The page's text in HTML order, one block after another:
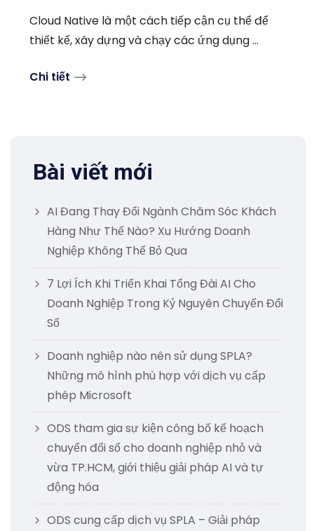
Cloud Native là một cách tiếp cận cụ thể để
thiết kế, xây dựng và chạy các ứng dụng ...
Chi tiết
Bài viết mới
AI Đang Thay Đổi Ngành Chăm Sóc Khách
Hàng Như Thế Nào? Xu Hướng Doanh
Nghiệp Không Thể Bỏ Qua
7 Lợi Ích Khi Triển Khai Tổng Đài AI Cho
Doanh Nghiệp Trong Kỷ Nguyên Chuyển Đổi
Số
Doanh nghiệp nào nên sử dụng SPLA?
Những mô hình phù hợp với dịch vụ cấp
phép Microsoft
ODS tham gia sự kiện công bố kế hoạch
chuyển đổi số cho doanh nghiệp nhỏ và
vừa TP.HCM, giới thiệu giải pháp AI và tự
động hóa
ODS cung cấp dịch vụ SPLA – Giải pháp